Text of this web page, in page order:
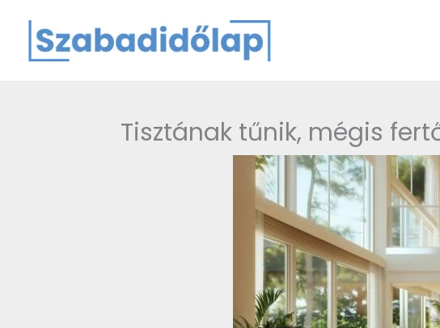
content
Tisztának tűnik, mégis